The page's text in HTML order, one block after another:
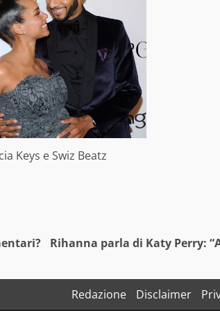
Keys e Swiz Beatz
Rihanna parla di Katy Perry:
Redazione Disclaimer